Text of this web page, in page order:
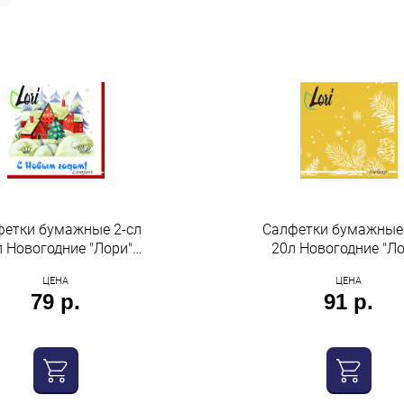
бумажные 2-сл
Новогодние "Лори"
ЦЕНА
79 р.
Салфетки бумажные
20л Новогодние
ЦЕНА
91 р.